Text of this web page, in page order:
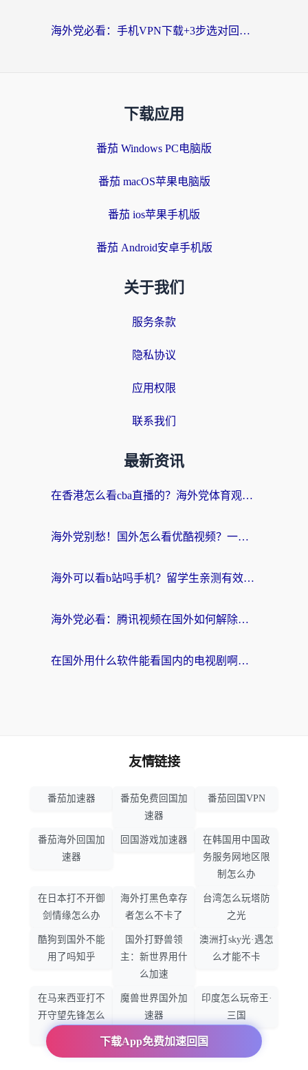
海外党必看：手机VPN下载+3步选对回国加速器，无缝刷国内资源不再愁
下载应用
番茄 Windows PC电脑版
番茄 macOS苹果电脑版
番茄 ios苹果手机版
番茄 Android安卓手机版
关于我们
服务条款
隐私协议
应用权限
联系我们
最新资讯
在香港怎么看cba直播的？海外党体育观赛终极指南：告别版权限制，畅享中文解说
海外党别愁！国外怎么看优酷视频？一招解决追剧、看直播难题
海外可以看b站吗手机？留学生亲测有效的回国加速指南
海外党必看：腾讯视频在国外如何解除地域限制？附优酷咪咕使用指南
在国外用什么软件能看国内的电视剧啊？留学生亲测有效的回国加速方案
下载App免费加速回国
友情链接
番茄加速器
番茄免费回国加
速器
番茄回国VPN
番茄海外回国加
速器
回国游戏加速器
在韩国用中国政
务服务网地区限
制怎么办
在日本打不开御
剑情缘怎么办
海外打黑色幸存
者怎么不卡了
台湾怎么玩塔防
之光
酷狗到国外不能
用了吗知乎
国外打野兽领
主：新世界用什
么加速
澳洲打sky光·遇怎
么才能不卡
在马来西亚打不
开守望先锋怎么
魔兽世界国外加
速器
印度怎么玩帝王·
三国